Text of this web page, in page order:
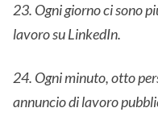
23. Ogni giorno ci sono
lavoro su LinkedIn.
24. Ogni minuto, otto
annuncio di lavoro